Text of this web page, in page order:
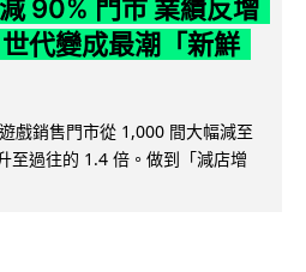
90% 門市 業績反增
代變成最潮「新鮮
戲銷售門市從 1,000 間大幅減至
至過往的 1.4 倍。做到「減店增